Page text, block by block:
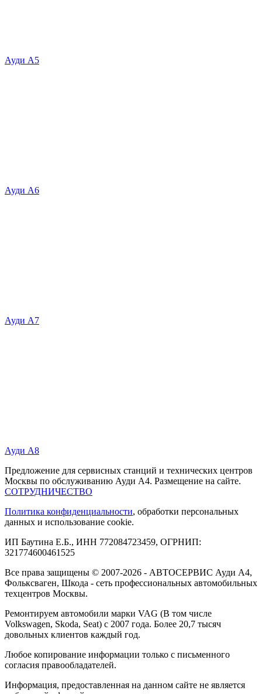
Ауди А5
Ауди А6
Ауди А7
Ауди А8
Предложение для сервисных станций и технических центров
Москвы по обслуживанию Ауди А4. Размещение на сайте.
СОТРУДНИЧЕСТВО
Политика конфиденциальности, обработки персональных
данных и использование cookie.
ИП Баутина Е.Б., ИНН 772084723459, ОГРНИП:
321774600461525
Все права защищены © 2007-2026 - АВТОСЕРВИС Ауди А4,
Фольксваген, Шкода - сеть профессиональных автомобильных
техцентров Москвы.
Ремонтируем автомобили марки VAG (В том числе
Volkswagen, Skoda, Seat) с 2007 года. Более 20,7 тысяч
довольных клиентов каждый год.
Любое копирование информации только с письменного
согласия правообладателей.
Информация, предоставленная на данном сайте не является